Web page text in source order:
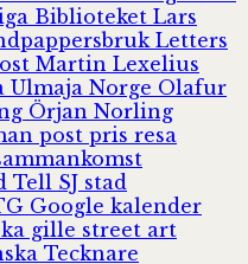
Biblioteket Lars
Letters
Martin Lexelius
Ulmaja Norge Olafur
Örjan Norling
post pris resa
Tell SJ stad
Google kalender
gille street art
Tecknare